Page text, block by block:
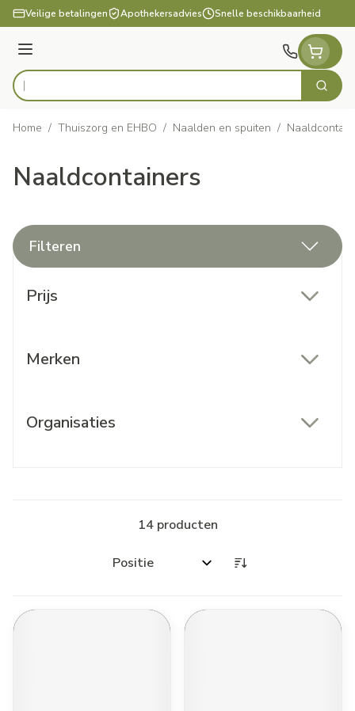
Ga naar de inhoud
Veilige betalingen Apothekersadvies Snelle beschikbaarheid
Menu
Product, merk, categorie... Zoek
Home / Thuiszorg en EHBO / Naalden en spuiten /
Naaldcontainers
Filteren
Prijs
Merken
Organisaties
14producten
Sorteer op: